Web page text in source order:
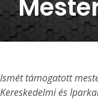
Ismét támogatott
Kereskedelmi és